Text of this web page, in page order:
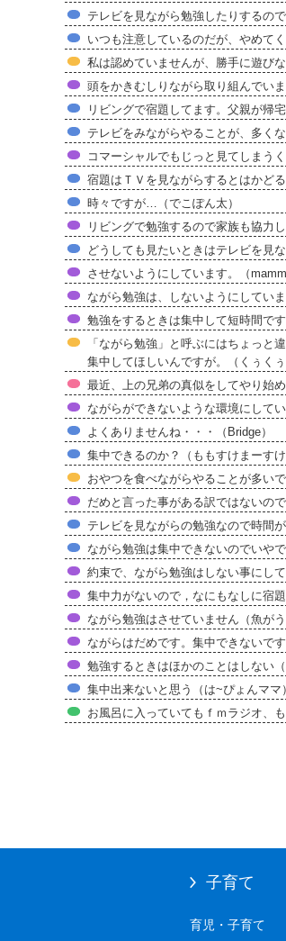
テレビを見ながら勉強したりするの
いつも注意しているのだが、やめて
私は認めていませんが、勝手に遊び
頭をかきむしりながら取り組んでい
リビングで宿題してます。父親が帰
テレビをみながらやることが、多く
コマーシャルでもじっと見てしまう
宿題はＴＶを見ながらするとはかど
時々ですが…（でこぽん太）
リビングで勉強するので家族も協力
どうしても見たいときはテレビを見
させないようにしています。（
ながら勉強は、しないようにしてい
勉強をするときは集中して短時間で
「ながら勉強」と呼ぶにはちょっと
集中してほしいんですが。（くぅくぅ
最近、上の兄弟の真似をしてやり始
ながらができないような環境にしてい
よくありませんね・・・（Bridge）
集中できるのか？（ももすけまーすけ
おやつを食べながらやることが多いで
だめと言った事がある訳ではないの
テレビを見ながらの勉強なので時間
ながら勉強は集中できないのでいやで
約束で、ながら勉強はしない事にし
集中力がないので，なにもなしに宿
ながら勉強はさせていません（魚がう
ながらはだめです。集中できないで
勉強するときはほかのことはしない（
集中出来ないと思う（は~ぴょんママ）
お風呂に入っていてもｆｍラジオ、
子育て
育児・子育て